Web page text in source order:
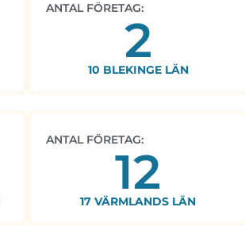
ANTAL FÖRETAG:
2
10 BLEKINGE LÄN
ANTAL FÖRETAG:
12
17 VÄRMLANDS LÄN